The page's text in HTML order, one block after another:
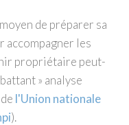
de préparer sa
accompagner les
propriétaire peut-
» analyse
l'Union nationale
).